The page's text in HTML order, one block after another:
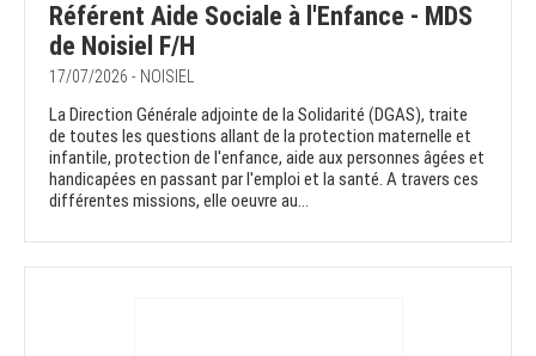
Référent Aide Sociale à l'Enfance - MDS
de Noisiel F/H
17/07/2026 - NOISIEL
La Direction Générale adjointe de la Solidarité (DGAS), traite
de toutes les questions allant de la protection maternelle et
infantile, protection de l'enfance, aide aux personnes âgées et
handicapées en passant par l'emploi et la santé. A travers ces
différentes missions, elle oeuvre au...